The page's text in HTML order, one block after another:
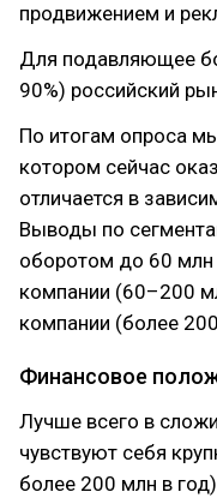
продвижением и
Для подавляющее
90%) российский
По итогам опроса
котором сейчас
отличается в
Выводы по
оборотом до 60 млн
компании (60–200
компании (более
Финансовое
Лучше всего в
чувствуют себя
более 200 млн в